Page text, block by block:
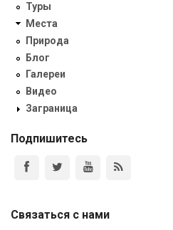
Туры
Места
Природа
Блог
Галереи
Видео
Заграница
Подпишитесь
Связаться с нами